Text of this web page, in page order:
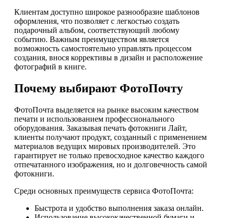
Клиентам доступно широкое разнообразие шаблонов
оформления, что позволяет с легкостью создать
подарочный альбом, соответствующий любому
событию. Важным преимуществом является
возможность самостоятельно управлять процессом
создания, внося коррективы в дизайн и расположение
фотографий в книге.
Почему выбирают ФотоПочту
ФотоПочта выделяется на рынке высоким качеством
печати и использованием профессионального
оборудования. Заказывая печать фотокниги Лайт,
клиенты получают продукт, созданный с применением
материалов ведущих мировых производителей. Это
гарантирует не только превосходное качество каждого
отпечатанного изображения, но и долговечность самой
фотокниги.
Среди основных преимуществ сервиса ФотоПочта:
Быстрота и удобство выполнения заказа онлайн.